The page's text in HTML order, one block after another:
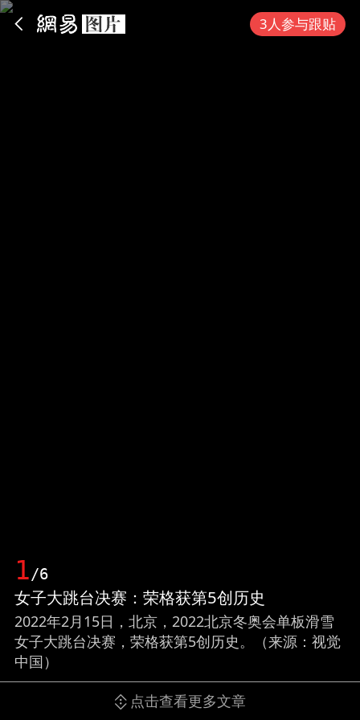
3人参与跟贴
1/6
女子大跳台决赛：荣格获第5创历史
2022年2月15日，北京，2022北京冬奥会单板滑雪
女子大跳台决赛，荣格获第5创历史。（来源：视觉
中国）
点击查看更多文章
App内打开